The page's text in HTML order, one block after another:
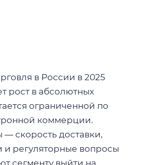
в России в 2025
рост в абсолютных
ограниченной по
коммерции.
скорость доставки,
и регуляторные вопросы
сегменту выйти на